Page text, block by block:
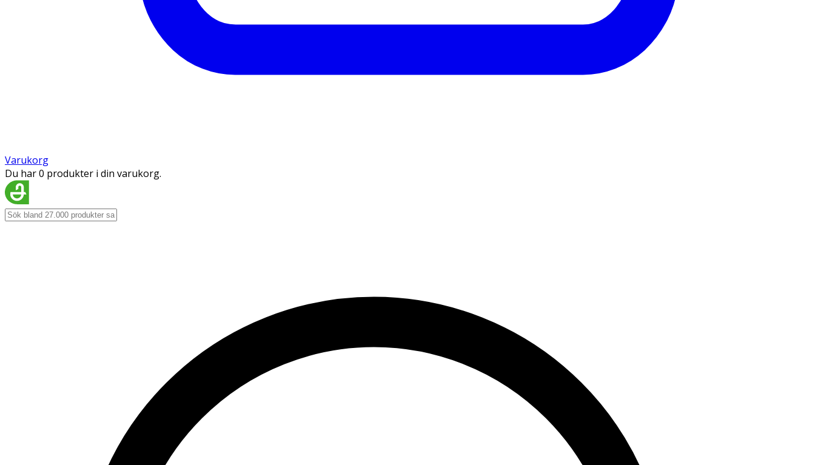
Varukorg
Du har 0 produkter i din varukorg.